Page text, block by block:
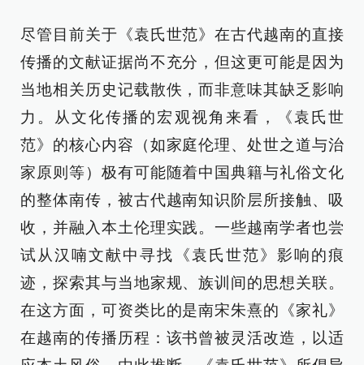
尽管目前关于《袁氏世范》在古代越南的直接
传播的文献证据尚不充分，但这更可能是因为
当地相关历史记载散佚，而非意味其缺乏影响
力。从文化传播的宏观视角来看，《袁氏世
范》的核心内容（如家庭伦理、处世之道与治
家原则等）极有可能随着中国典籍与礼俗文化
的整体南传，被古代越南知识阶层所接触、吸
收，并融入本土伦理实践。一些越南学者也尝
试从汉喃文献中寻找《袁氏世范》影响的痕
迹，探索其与当地家规、族训间的思想关联。
在这方面，可资类比的是南宋朱熹的《家礼》
在越南的传播历程：该书曾被灵活改造，以适